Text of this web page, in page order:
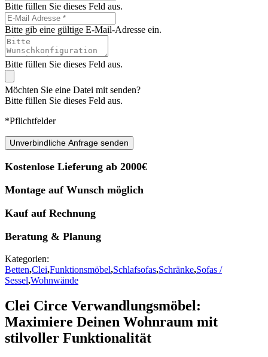
Bitte füllen Sie dieses Feld aus.
Bitte gib eine gültige E-Mail-Adresse ein.
Bitte füllen Sie dieses Feld aus.
Möchten Sie eine Datei mit senden?
Bitte füllen Sie dieses Feld aus.
*Pflichtfelder
Unverbindliche Anfrage senden
Kostenlose Lieferung ab 2000€
Montage auf Wunsch möglich
Kauf auf Rechnung
Beratung & Planung
Kategorien:
Betten,Clei,Funktionsmöbel,Schlafsofas,Schränke,Sofas /
Sessel,Wohnwände
Clei Circe Verwandlungsmöbel:
Maximiere Deinen Wohnraum mit
stilvoller Funktionalität